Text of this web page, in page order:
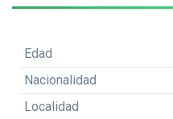
Edad
Nacionalidad
Localidad